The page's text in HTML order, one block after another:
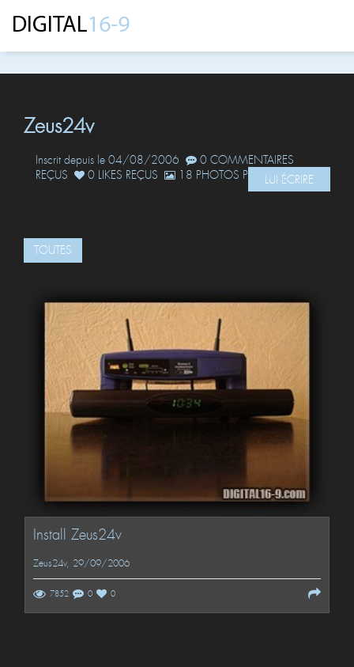
Zeus24v
Inscrit depuis le 04/08/2006
0 COMMENTAIRES
REÇUS
0 LIKES REÇUS 18 PHOTOS POSTÉESLUI ÉCRIRE
TOUTES
Install Zeus24v
Zeus24v, 29/09/2006
7852 0 0